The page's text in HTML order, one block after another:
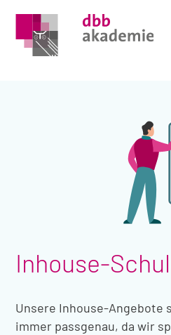
Inhouse-
Unsere Inhouse-Angebote
immer passgenau, da wir